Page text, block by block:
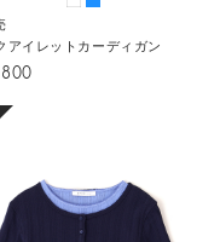
アイレットカーディガン